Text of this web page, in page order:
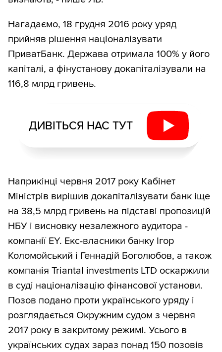
Нагадаємо, 18 грудня 2016 року уряд
прийняв рішення націоналізувати
ПриватБанк. Держава отримала 100% у його
капіталі, а фінустанову докапіталізували на
116,8 млрд гривень.
ДИВІТЬСЯ НАС ТУТ
Наприкінці червня 2017 року Кабінет
Міністрів вирішив докапіталізувати банк іще
на 38,5 млрд гривень на підставі пропозицій
НБУ і висновку незалежного аудитора -
компанії EY. Екс-власники банку Ігор
Коломойський і Геннадій Боголюбов, а також
компанія Triantal investments LTD оскаржили
в суді націоналізацію фінансової установи.
Позов подано проти українського уряду і
розглядається Окружним судом з червня
2017 року в закритому режимі. Усього в
українських судах зараз понад 150 позовів